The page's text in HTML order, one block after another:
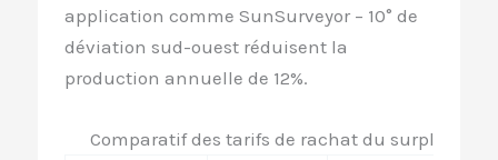
application comme SunSurveyor – 10° de
déviation sud-ouest réduisent la
production annuelle de 12%.
Comparatif des tarifs de rachat du surplus